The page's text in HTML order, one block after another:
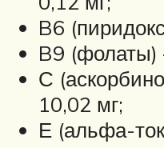
B6
B9
С
10,02 мг;
Е (альфа-